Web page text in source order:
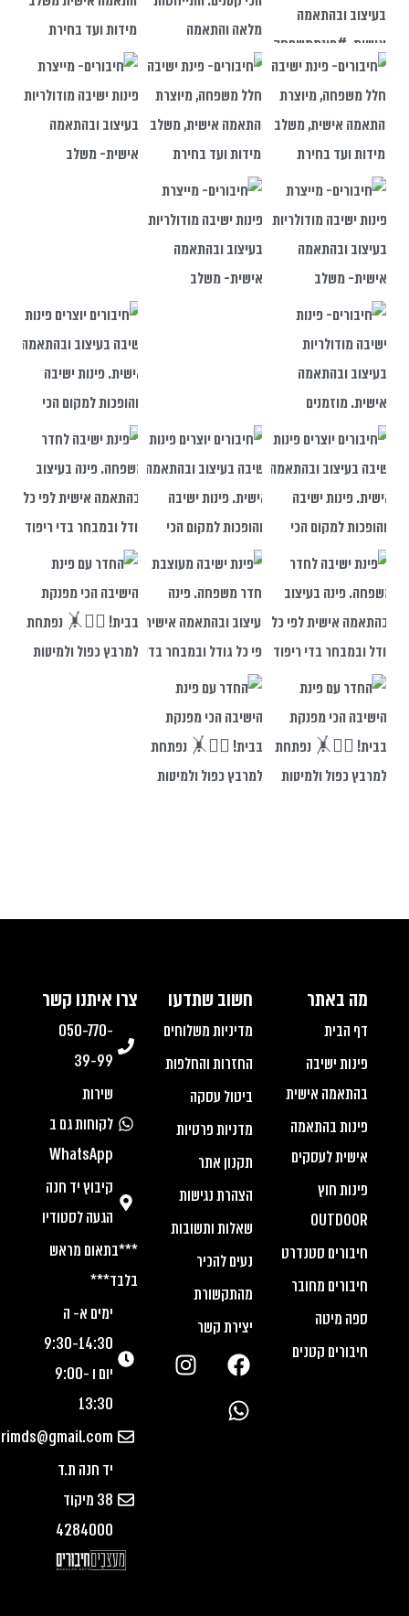
מה באתר
דף הבית
פינות ישיבה
בהתאמה אישית
פינות בהתאמה
אישית לעסקים
פינות חוץ
OUTDOOR
חיבורים סטנדרט
חיבורים מחובר
ספה מיטה
חיבורים קטנים
חשוב שתדעו
מדיניות משלוחים
החזרות והחלפות
ביטול עסקה
מדניות פרטיות
תקנון אתר
הצהרת נגישות
שאלות ותשובות
נעים להכיר
מהתקשורת
יצירת קשר
צרו איתנו קשר
050-770-
39-99
שירות
לקוחות גם ב
WhatsApp
קיבוץ יד חנה
הגעה לסטודיו
***בתאום מראש
בלבד***
ימים א- ה
9:30-14:30
יום ו 9:00-
13:30
יד חנה ת.ד
38 מיקוד
4284000